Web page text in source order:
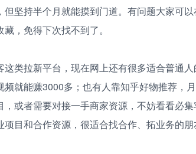
但坚持半个月就能摸到门道。有问题大家可
，免得下次找不到了。
这类拉新平台，现在网上还有很多适合普通
频就能赚3000多；也有人靠知乎好物推荐，
，或者需要对接一手商家资源，不妨看看必
目和合作资源，很适合找合作、拓业务的朋